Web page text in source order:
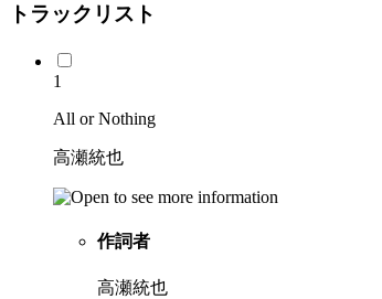
トラックリスト
1
All or Nothing
高瀬統也
作詞者
高瀬統也